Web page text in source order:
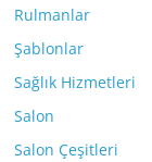
Rulmanlar
Şablonlar
Sağlık Hizmetleri
Salon
Salon Çeşitleri